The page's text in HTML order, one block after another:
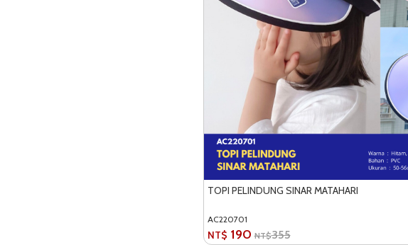
TOPI PELINDUNG SINAR MATAHARI
AC220701
NT$ 190 NT$355